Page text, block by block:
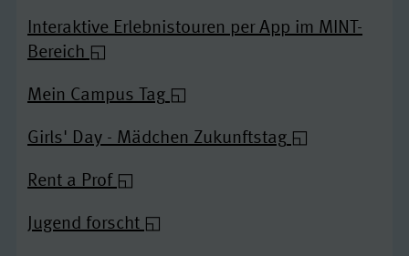
Interaktive Erlebnistouren per App im MINT-
Bereich
Mein Campus Tag
Girls' Day - Mädchen Zukunftstag
Rent a Prof
Jugend forscht